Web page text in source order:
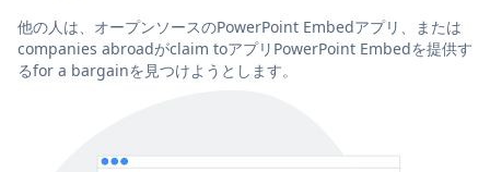
他の人は、オープンソースのPowerPoint Embedアプリ、または
companies abroadがclaim toアプリPowerPoint Embedを提供す
るfor a bargainを見つけようとします。